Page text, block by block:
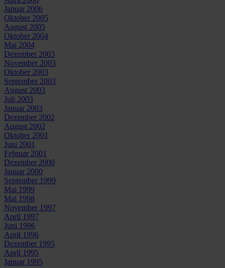
Januar 2006
Oktober 2005
August 2005
Oktober 2004
Mai 2004
Dezember 2003
November 2003
Oktober 2003
September 2003
August 2003
Juli 2003
Januar 2003
Dezember 2002
August 2002
Oktober 2001
Juni 2001
Februar 2001
Dezember 2000
Januar 2000
September 1999
Mai 1999
Mai 1998
November 1997
April 1997
Juni 1996
April 1996
Dezember 1995
April 1995
Januar 1995